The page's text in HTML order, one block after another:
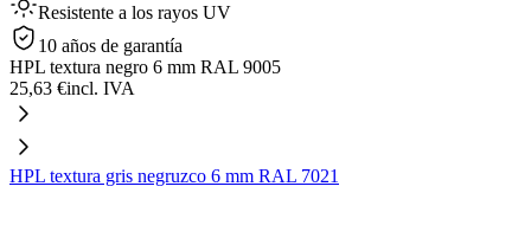
Resistente a los rayos UV
10 años de garantía
HPL textura negro 6 mm RAL 9005
25,63 €incl. IVA
HPL textura gris negruzco 6 mm RAL 7021